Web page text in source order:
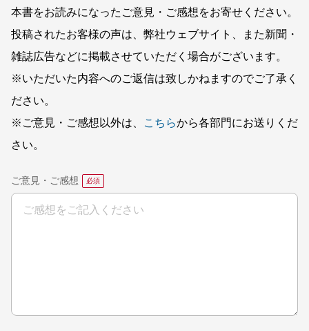
本書をお読みになったご意見・ご感想をお寄せください。
投稿されたお客様の声は、弊社ウェブサイト、また新聞・
雑誌広告などに掲載させていただく場合がございます。
※いただいた内容へのご返信は致しかねますのでご了承く
ださい。
※ご意見・ご感想以外は、
こちらから各部門にお送りくだ
さい。
ご意見・ご感想